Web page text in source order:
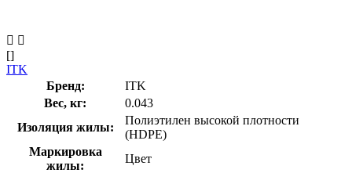
[]
ITK
Бренд:
ITK
Вес, кг:
0.043
Изоляция жилы:
Полиэтилен высокой плотности
(HDPE)
Маркировка
жилы:
Цвет